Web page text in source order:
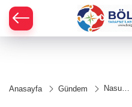
Anasayfa Gündem
Nasuh